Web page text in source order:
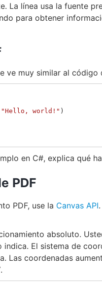
La línea usa la fuente
para obtener
ve muy similar al código
"Hello, world!" )
en C#, explica qué
PDF
PDF, use la Canvas API
absoluto.
El sistema de
Las coordenadas